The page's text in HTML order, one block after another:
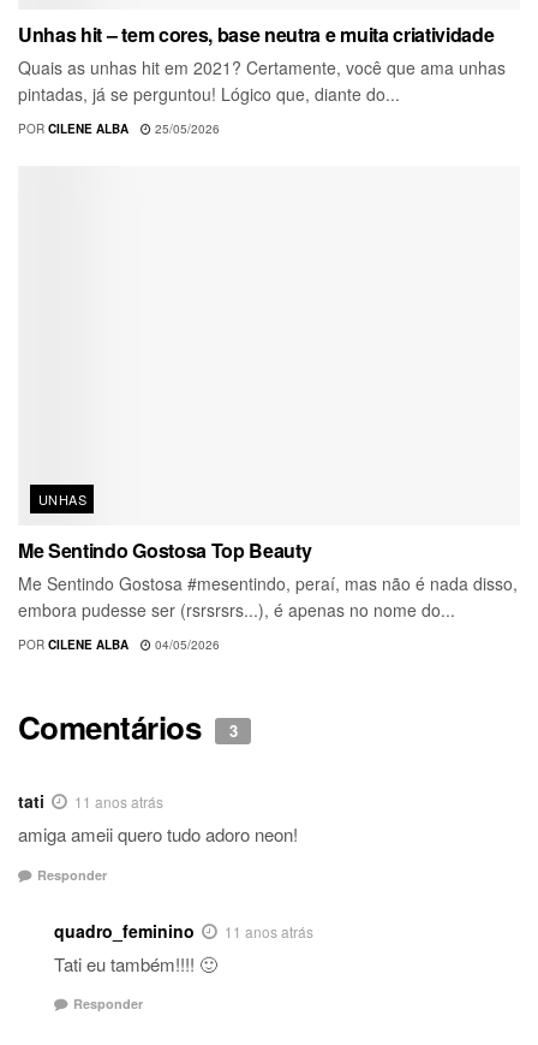
Unhas hit – tem cores, base neutra e muita criatividade
Quais as unhas hit em 2021? Certamente, você que ama unhas
pintadas, já se perguntou! Lógico que, diante do...
POR CILENE ALBA 25/05/2026
UNHAS
Me Sentindo Gostosa Top Beauty
Me Sentindo Gostosa #mesentindo, peraí, mas não é nada disso,
embora pudesse ser (rsrsrsrs...), é apenas no nome do...
POR CILENE ALBA 04/05/2026
Comentários 3
tati 11 anos atrás
amiga ameii quero tudo adoro neon!
Responder
quadro_feminino 11 anos atrás
Tati eu também!!!! 🙂
Responder